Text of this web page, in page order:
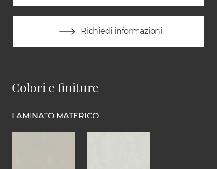
Richiedi informazioni
Colori e finiture
LAMINATO MATERICO